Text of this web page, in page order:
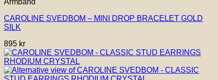
CAROLINE SVEDBOM – MINI DROP BRACELET GOLD
SILK
895 kr